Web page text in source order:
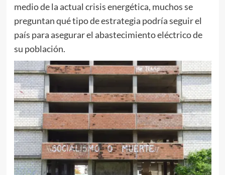
medio de la actual crisis energética, muchos se
preguntan qué tipo de estrategia podría seguir el
país para asegurar el abastecimiento eléctrico de
su población.